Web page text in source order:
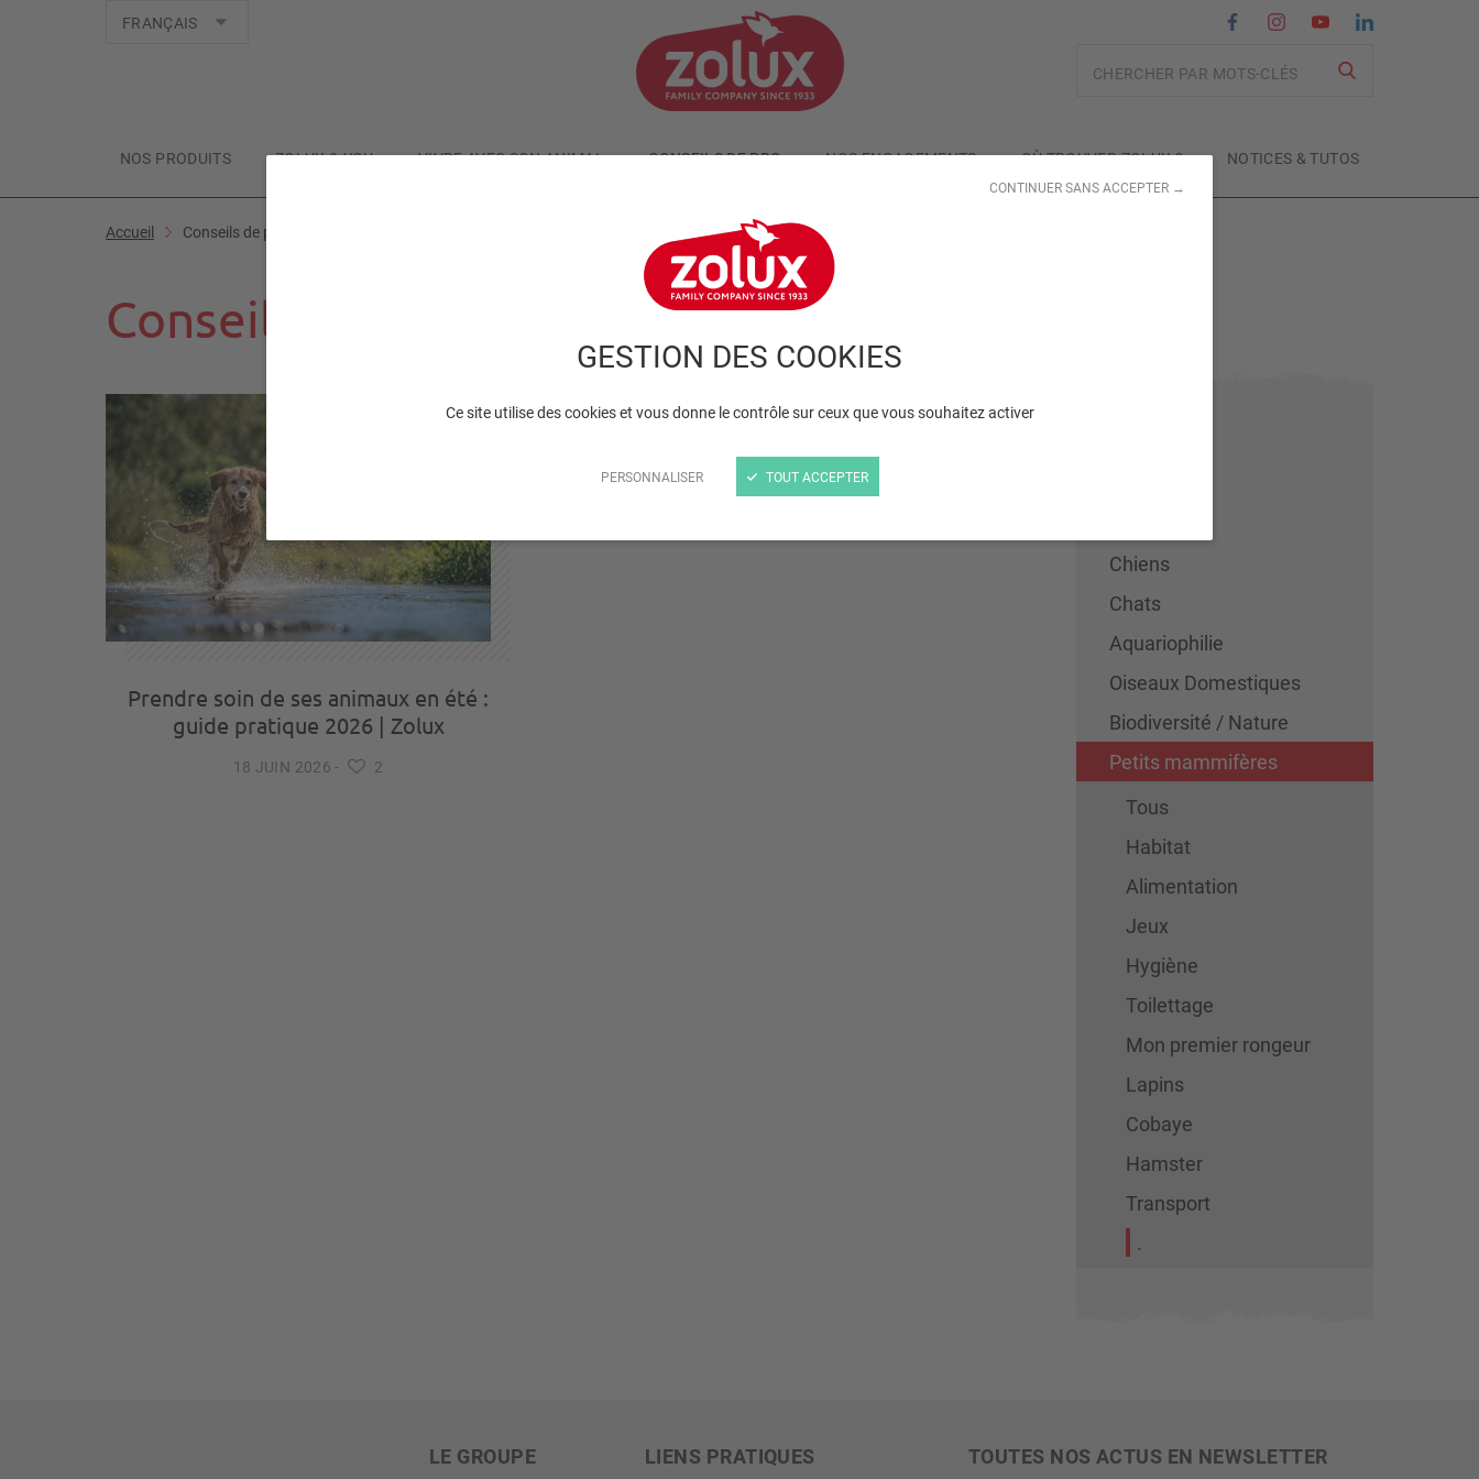
GESTION DES COOKIES
Ce site utilise des cookies et vous donne le contrôle sur ceux que vous souhaitez activer
PERSONNALISER
CONTINUER SANS ACCEPTER →
TOUT ACCEPTER
NOS PRODUITS ZOLUX & YOU VIVRE AVEC SON ANIMAL CONSEILS DE PRO NOS ENGAGEMENTS OÙ TROUVER ZOLUX ? NOTICES & TUTOS
Langues
FRANÇAIS
Accueil Conseils de pro
Conseils de pro
Prendre soin de ses animaux en été :
guide pratique 2026 | Zolux
18 JUIN 2026- 2
Chiens
Chats
Aquariophilie
Oiseaux Domestiques
Biodiversité / Nature
Petits mammifères
Tous
Habitat
Alimentation
Jeux
Hygiène
Toilettage
Mon premier rongeur
Lapins
Cobaye
Hamster
Transport
.
LE GROUPE LIENS PRATIQUES TOUTES NOS ACTUS EN NEWSLETTER